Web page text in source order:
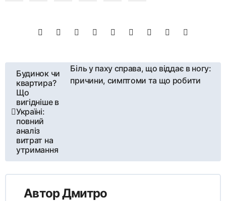
Навігація
записів
Будинок чи
квартира?
Що
вигідніше в
Україні:
повний
аналіз
витрат на
утримання
Біль у паху справа, що віддає в ногу:
причини, симптоми та що робити
АвторДмитро